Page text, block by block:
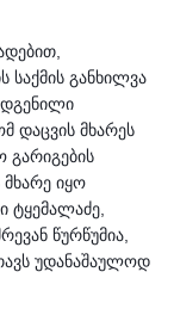
საქმის განხილვა
დაცვის მხარეს
გარიგების
იყო
წურწუმია,
უდანაშაულოდ